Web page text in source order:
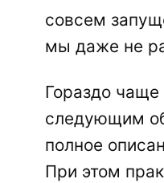
совсем
мы даже не
Гораздо чаще
следующим
полное
При этом